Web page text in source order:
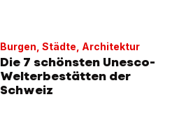
Burgen, Städte, Architektur
Die 7 schönsten Unesco-
Welterbestätten der
Schweiz